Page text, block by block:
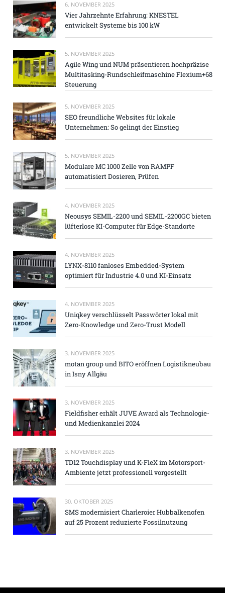
6. NOVEMBER 2025
Vier Jahrzehnte Erfahrung: KNESTEL
entwickelt Systeme bis 100 kW
5. NOVEMBER 2025
Agile Wing und NUM präsentieren hochpräzise
Multitasking-Rundschleifmaschine Flexium+68
Steuerung
5. NOVEMBER 2025
SEO freundliche Websites für lokale
Unternehmen: So gelingt der Einstieg
5. NOVEMBER 2025
Modulare MC 1000 Zelle von RAMPF
automatisiert Dosieren, Prüfen
4. NOVEMBER 2025
Neousys SEMIL-2200 und SEMIL-2200GC bieten
lüfterlose KI-Computer für Edge-Standorte
4. NOVEMBER 2025
LYNX-8110 fanloses Embedded-System
optimiert für Industrie 4.0 und KI-Einsatz
4. NOVEMBER 2025
Uniqkey verschlüsselt Passwörter lokal mit
Zero-Knowledge und Zero-Trust Modell
3. NOVEMBER 2025
motan group und BITO eröffnen Logistikneubau
in Isny Allgäu
3. NOVEMBER 2025
Fieldfisher erhält JUVE Award als Technologie-
und Medienkanzlei 2024
3. NOVEMBER 2025
TD12 Touchdisplay und K-FleX im Motorsport-
Ambiente jetzt professionell vorgestellt
30. OKTOBER 2025
SMS modernisiert Charleroier Hubbalkenofen
auf 25 Prozent reduzierte Fossilnutzung